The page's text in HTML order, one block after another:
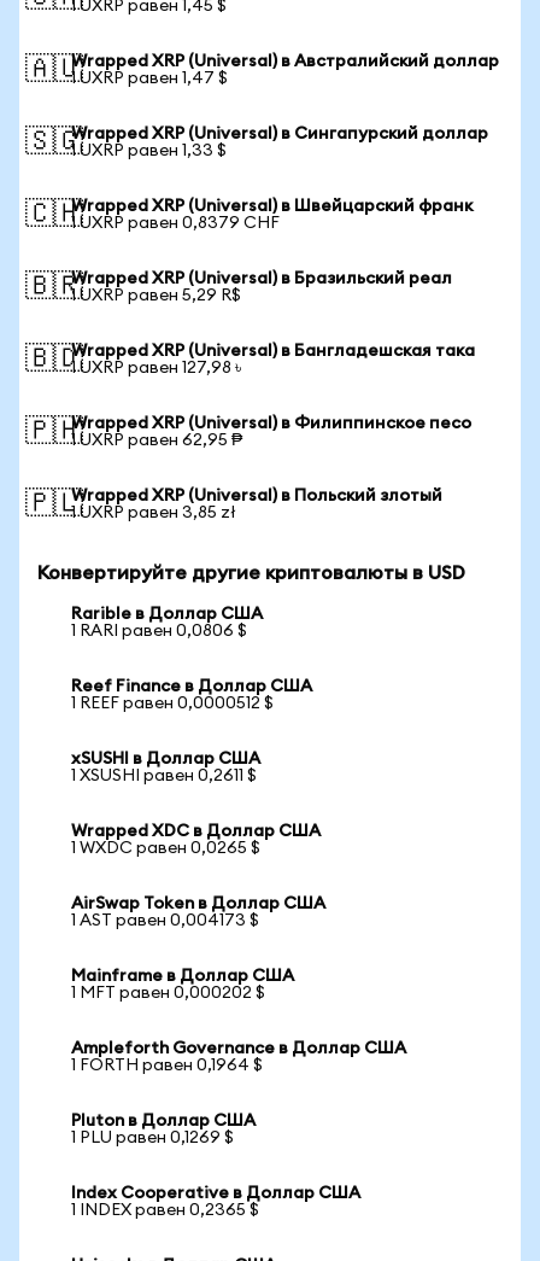
1 UXRP равен 1,45 $
🇦🇺Wrapped XRP (Universal) в Австралийский доллар
1 UXRP равен 1,47 $
🇸🇬Wrapped XRP (Universal) в Сингапурский доллар
1 UXRP равен 1,33 $
🇨🇭Wrapped XRP (Universal) в Швейцарский франк
1 UXRP равен 0,8379 CHF
🇧🇷Wrapped XRP (Universal) в Бразильский реал
1 UXRP равен 5,29 R$
🇧🇩Wrapped XRP (Universal) в Бангладешская така
1 UXRP равен 127,98 ৳
🇵🇭Wrapped XRP (Universal) в Филиппинское песо
1 UXRP равен 62,95 ₱
🇵🇱Wrapped XRP (Universal) в Польский злотый
1 UXRP равен 3,85 zł
Конвертируйте другие криптовалюты в USD
Rarible в Доллар США
1 RARI равен 0,0806 $
Reef Finance в Доллар США
1 REEF равен 0,0000512 $
xSUSHI в Доллар США
1 XSUSHI равен 0,2611 $
Wrapped XDC в Доллар США
1 WXDC равен 0,0265 $
AirSwap Token в Доллар США
1 AST равен 0,004173 $
Mainframe в Доллар США
1 MFT равен 0,000202 $
Ampleforth Governance в Доллар США
1 FORTH равен 0,1964 $
Pluton в Доллар США
1 PLU равен 0,1269 $
Index Cooperative в Доллар США
1 INDEX равен 0,2365 $